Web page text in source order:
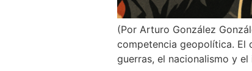
(Por Arturo González
competencia geopolítica. El
guerras, el nacionalismo y